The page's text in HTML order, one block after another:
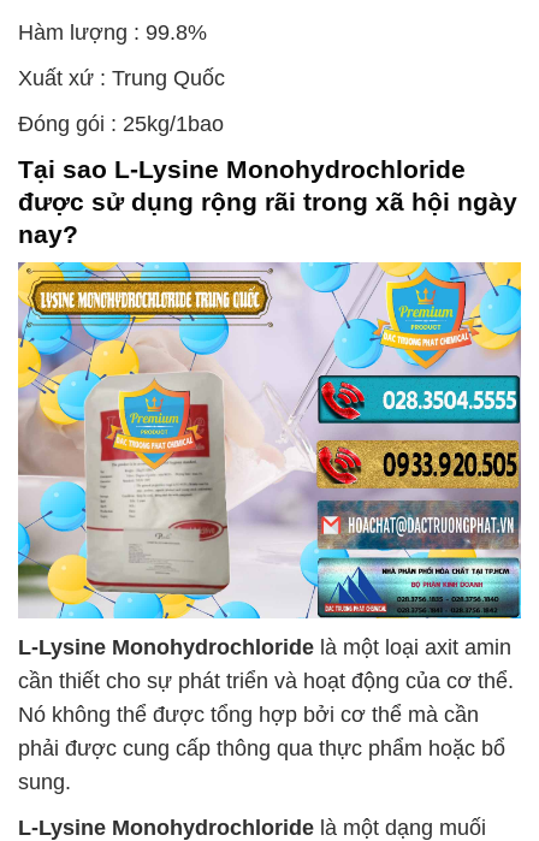
Hàm lượng : 99.8%
Xuất xứ : Trung Quốc
Đóng gói : 25kg/1bao
Tại sao L-Lysine Monohydrochloride
được sử dụng rộng rãi trong xã hội ngày
nay?
L-Lysine Monohydrochloride là một loại axit amin
cần thiết cho sự phát triển và hoạt động của cơ thể.
Nó không thể được tổng hợp bởi cơ thể mà cần
phải được cung cấp thông qua thực phẩm hoặc bổ
sung.
L-Lysine Monohydrochloride là một dạng muối